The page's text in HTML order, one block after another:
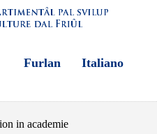
Furlan Italiano
in academie